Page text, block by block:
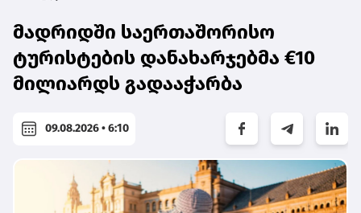
მადრიდში საერთაშორისო
ტურისტების დანახარჯებმა €10
მილიარდს გადააჭარბა
09.08.2026 • 6:10